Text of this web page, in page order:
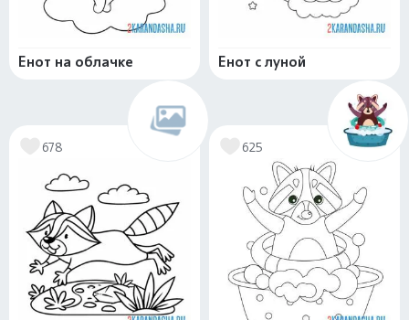
Енот на облачке Енот с луной
678 625